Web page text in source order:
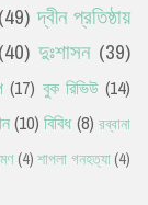
(49) দ্বীন প্রতিষ্ঠায়
(40) দুঃশাসন (39)
(17) বুক রিভিউ (14)
(10) বিবিধ (8) রব্বানা
(4) শাপলা গনহত্যা (4)